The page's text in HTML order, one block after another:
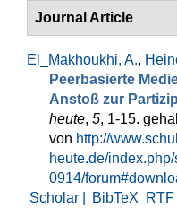
Journal Article
El_Makhoukhi, A.,
Peerbasierte
Anstoß zur
heute, 5, 1-15.
von http://
heute.de/
0914/
Scholar |
BibTeX RTF